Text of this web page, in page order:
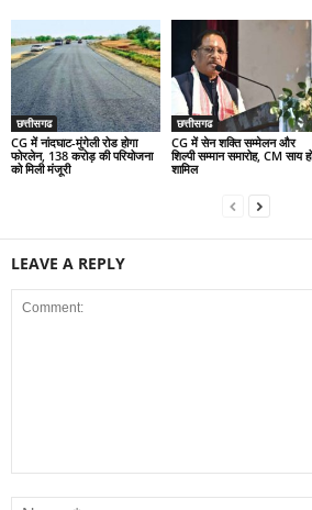
छत्तीसगढ
CG में नांदघाट-मुंगेली रोड होगा
फोरलेन, 138 करोड़ की परियोजना
को मिली मंजूरी
छत्तीसगढ
CG में सेन शक्ति सम्मेलन और
शिल्पी सम्मान समारोह, CM साय
शामिल
LEAVE A REPLY